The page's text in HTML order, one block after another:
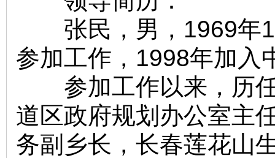
张民，男，1969年
参加工作，1998年加入
参加工作以来，历任
道区政府规划办公室主
务副乡长，长春莲花山